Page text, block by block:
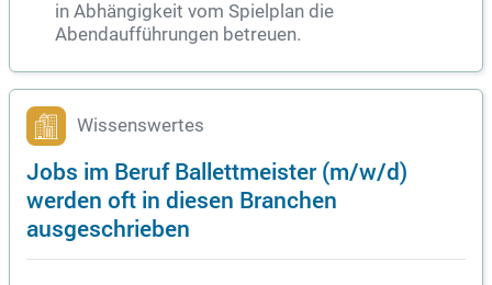
in Abhängigkeit vom Spielplan die
Abendaufführungen betreuen.
Wissenswertes
Jobs im Beruf Ballettmeister (m/w/d)
werden oft in diesen Branchen
ausgeschrieben